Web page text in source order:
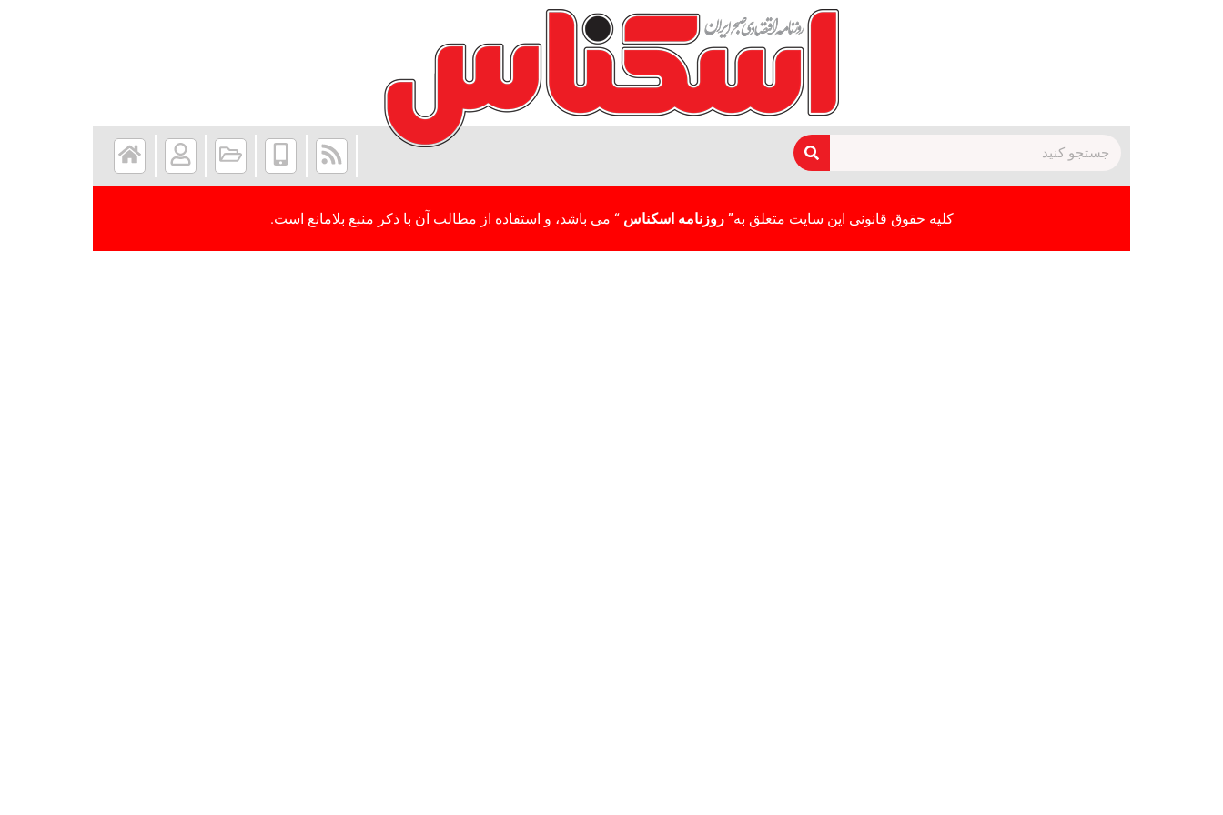
کلیه حقوق قانونی این سایت متعلق به”روزنامه اسکناس “ می باشد، و استفاده از مطالب آن با ذکر منبع بلامانع است.